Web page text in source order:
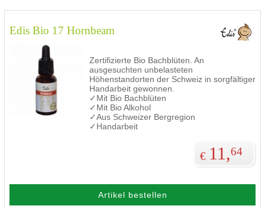
Edis Bio 17 Hornbeam
Zertifizierte Bio Bachblüten. An
ausgesuchten unbelasteten
Höhenstandorten der Schweiz in sorgfältiger
Handarbeit gewonnen.
✓Mit Bio Bachblüten
✓Mit Bio Alkohol
✓Aus Schweizer Bergregion
✓Handarbeit
€ 11,64
Artikel bestellen